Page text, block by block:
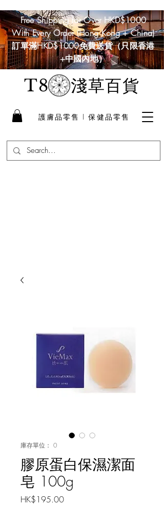
T8淺草百貨
護膚品零售 I 保健品零售
Free Shipping for Over HKD$1000
With Every Order (Hong Kong + China)
訂單滿HKD$1000免費送貨（只限香港
+中國內地）
庫存單位： 0
膠原蛋白保濕潔面
皂 100g
HK$195.00價